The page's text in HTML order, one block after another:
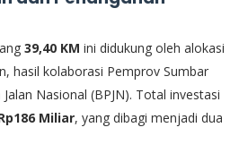
39,40 KM ini didukung oleh alokasi
hasil kolaborasi Pemprov Sumbar
Nasional (BPJN). Total investasi
Miliar, yang dibagi menjadi dua